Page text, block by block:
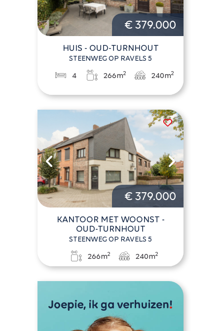
€ 379.000
HUIS - OUD-TURNHOUT
STEENWEG OP RAVELS 5
4 266m2 240m2
€ 379.000
KANTOOR MET WOONST -
OUD-TURNHOUT
STEENWEG OP RAVELS 5
266m2 240m2